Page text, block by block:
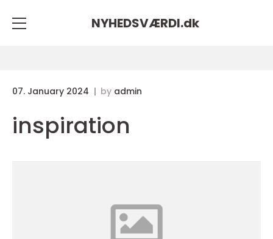
NYHEDSVÆRDI.dk
07. January 2024 by admin
inspiration